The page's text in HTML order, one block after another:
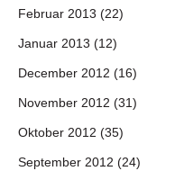
Februar 2013 (22)
Januar 2013 (12)
December 2012 (16)
November 2012 (31)
Oktober 2012 (35)
September 2012 (24)